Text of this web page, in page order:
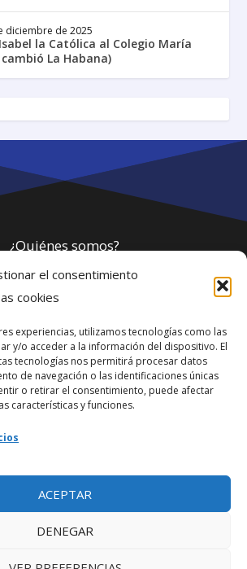
el consentimiento
cookies
experiencias, utilizamos tecnologías como las
y/o acceder a la información del dispositivo. El
tecnologías nos permitirá procesar datos
de navegación o las identificaciones únicas
o retirar el consentimiento, puede afectar
características y funciones.
ACEPTAR
DENEGAR
diciembre de 2025
la Católica al Colegio María
La Habana)
¿Quiénes somos?
de privacidad
Ir al grupo de Facebook